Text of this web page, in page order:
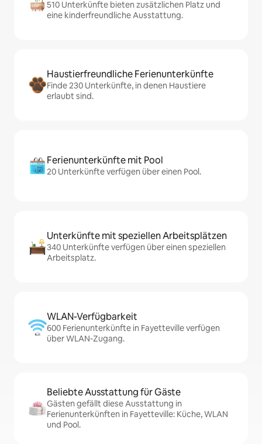
510 Unterkünfte bieten zusätzlichen Platz und
eine kinderfreundliche Ausstattung.
Haustierfreundliche Ferienunterkünfte
Finde 230 Unterkünfte, in denen Haustiere
erlaubt sind.
Ferienunterkünfte mit Pool
20 Unterkünfte verfügen über einen Pool.
Unterkünfte mit speziellen Arbeitsplätzen
340 Unterkünfte verfügen über einen speziellen
Arbeitsplatz.
WLAN-Verfügbarkeit
600 Ferienunterkünfte in Fayetteville verfügen
über WLAN-Zugang.
Beliebte Ausstattung für Gäste
Gästen gefällt diese Ausstattung in
Ferienunterkünften in Fayetteville: Küche, WLAN
und Pool.